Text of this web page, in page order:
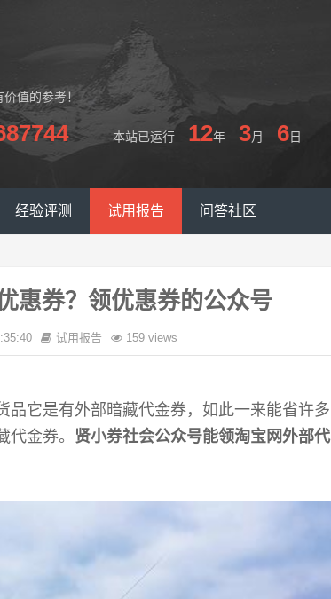
值的参考！
本站已运行 12年 3月 6日
经验评测 试用报告 问答社区
惠券？领优惠券的公众号
试用报告 159 views
它是有外部暗藏代金券，如此一来能省许多
金券。 贤小券社会公众号能领淘宝网外部代